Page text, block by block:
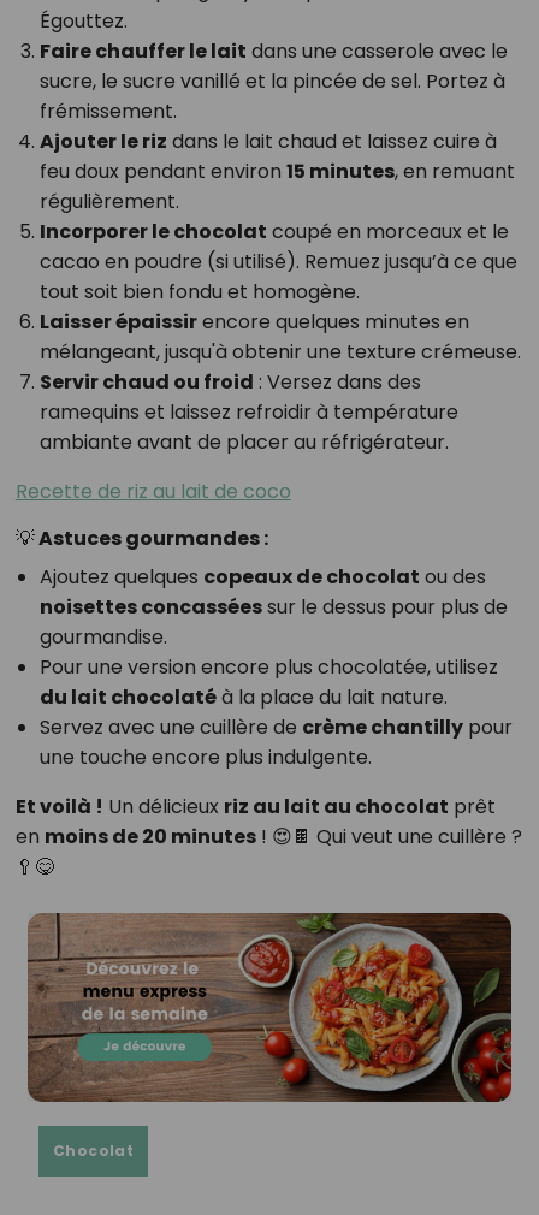
Égouttez.
Faire chauffer le lait dans une casserole avec le
sucre, le sucre vanillé et la pincée de sel. Portez à
frémissement.
Ajouter le riz dans le lait chaud et laissez cuire à
feu doux pendant environ 15 minutes, en remuant
régulièrement.
Incorporer le chocolat coupé en morceaux et le
cacao en poudre (si utilisé). Remuez jusqu’à ce que
tout soit bien fondu et homogène.
Laisser épaissirencore quelques minutes en
mélangeant, jusqu'à obtenir une texture crémeuse.
Servir chaud ou froid : Versez dans des
ramequins et laissez refroidir à température
ambiante avant de placer au réfrigérateur.
Recette de riz au lait de coco
💡 Astuces gourmandes :
Ajoutez quelques copeaux de chocolat ou des
noisettes concasséessur le dessus pour plus de
gourmandise.
Pour une version encore plus chocolatée, utilisez
du lait chocolatéà la place du lait nature.
Servez avec une cuillère de crème chantillypour
une touche encore plus indulgente.
Et voilà ! Un délicieux riz au lait au chocolat prêt
en moins de 20 minutes! 😍🍫 Qui veut une cuillère ?
🥄😋
Chocolat